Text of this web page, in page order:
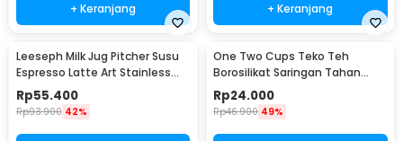
+ Keranjang + Keranjang
Leeseph Milk Jug Pitcher Susu
Espresso Latte Art Stainless
Steel 600ml - L-2016
Rp55.400
Rp93.900 42%
One Two Cups Teko Teh
Borosilikat Saringan Tahan
Panas Teapot 500ml - TP-757
Rp24.000
Rp46.900 49%